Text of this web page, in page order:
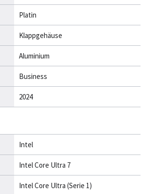
Platin
Klappgehäuse
Aluminium
Business
2024
Intel
Intel Core Ultra 7
Intel Core Ultra (Serie 1)